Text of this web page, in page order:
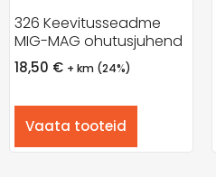
326 Keevitusseadme
MIG-MAG ohutusjuhend
18,50 € + km (24%)
Vaata tooteid